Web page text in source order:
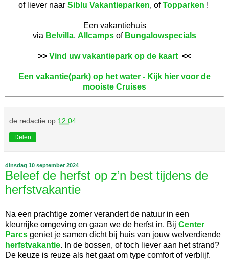
of liever naar Siblu Vakantieparken, ofTopparken !
Een vakantiehuis
via Belvilla, Allcamps of Bungalowspecials
>> Vind uw vakantiepark op de kaart <<
Een vakantie(park) op het water - Kijk hier voor de
mooiste Cruises
de redactie op 12:04
Delen
dinsdag 10 september 2024
Beleef de herfst op z’n best tijdens de
herfstvakantie
Na een prachtige zomer verandert de natuur in een
kleurrijke omgeving en gaan we de herfst in. Bij Center
Parcs geniet je samen dicht bij huis van jouw welverdiende
herfstvakantie. In de bossen, of toch liever aan het strand?
De keuze is reuze als het gaat om type comfort of verblijf.